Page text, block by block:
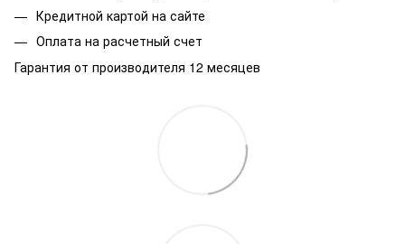
Кредитной картой на сайте
Оплата на расчетный счет
Гарантия от производителя 12 месяцев